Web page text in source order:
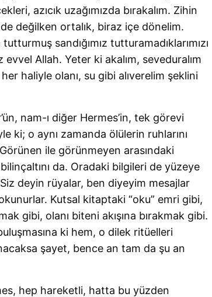
azıcık uzağımızda bırakalım. Zihin
değilken ortalık, biraz içe dönelim.
sandığımız tutturamadıklarımızı
Allah. Yeter ki akalım, seveduralım
haliyle olanı, su gibi alıverelim şeklini
nam-ı diğer Hermes’in, tek görevi
ki; o aynı zamanda ölülerin ruhlarını
ile görünmeyen arasındaki
da. Oradaki bilgileri de yüzeye
deyin rüyalar, ben diyeyim mesajlar
Kutsal kitaptaki “oku” emri gibi,
gibi, olanı biteni akışına bırakmak gibi.
ki hem, o dilek ritüelleri
şayet, bence an tam da şu an
hep hareketli, hatta bu yüzden